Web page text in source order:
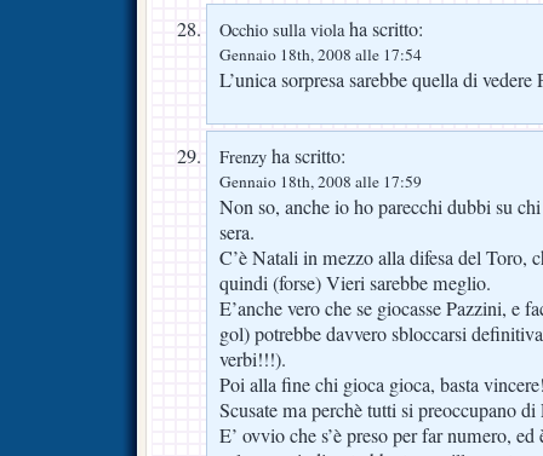
Occhio sulla violaha scritto:
Gennaio 18th, 2008 alle 17:54
L’unica sorpresa sarebbe quella di
Frenzy ha scritto:
Gennaio 18th, 2008 alle 17:59
Non so, anche io ho parecchi dubbi su
sera.
C’è Natali in mezzo alla difesa del Toro,
quindi (forse) Vieri sarebbe meglio.
E’anche vero che se giocasse Pazzini, e
gol) potrebbe davvero sbloccarsi
verbi!!!).
Poi alla fine chi gioca gioca, basta
Scusate ma perchè tutti si preoccupano di
E’ ovvio che s’è preso per far numero,